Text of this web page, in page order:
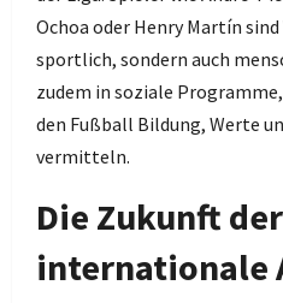
Ochoa oder Henry Martín
sportlich, sondern auch
zudem in soziale
den Fußball Bildung, Werte
vermitteln.
Die Zukunft
internationale